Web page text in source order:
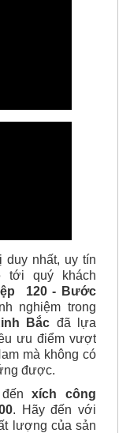
duy nhất, uy tín
tới quý khách
120 - Bước
nghiệm trong
Bắc đã lựa
ưu điểm vượt
mà không có
được.
đếnxích công
. Hãy đến với
lượng của sản